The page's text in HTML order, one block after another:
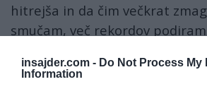
insajder.com - Do Not Process My
Information
hitrejša in da čim večkrat
smučam, več rekordov
rekorde, na katere pred leti
pomisliti. Izzivam samo sebe